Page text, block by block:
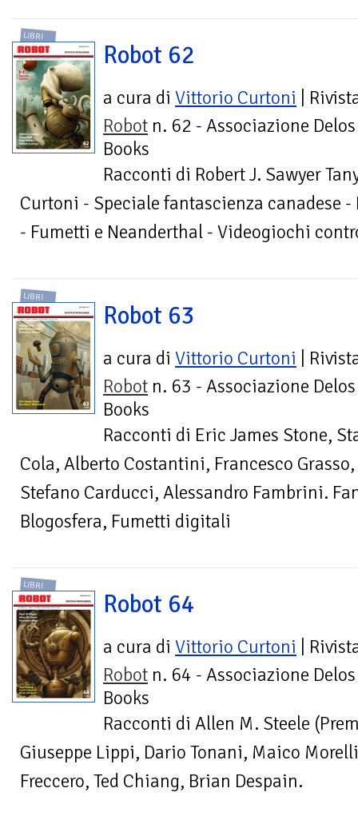
LIBRI
Robot 62
a cura di Vittorio Curtoni |
Robot n. 62 - Associazione Delos
Books
Racconti di Robert J. Sawyer
Curtoni - Speciale fantascienza canadese
- Fumetti e Neanderthal - Videogiochi
LIBRI
Robot 63
a cura di Vittorio Curtoni |
Robot n. 63 - Associazione Delos
Books
Racconti di Eric James Stone,
Cola, Alberto Costantini, Francesco
Stefano Carducci, Alessandro Fambrini.
Blogosfera, Fumetti digitali
LIBRI
Robot 64
a cura di Vittorio Curtoni |
Robot n. 64 - Associazione Delos
Books
Racconti di Allen M. Steele
Giuseppe Lippi, Dario Tonani, Maico
Freccero, Ted Chiang, Brian Despain.